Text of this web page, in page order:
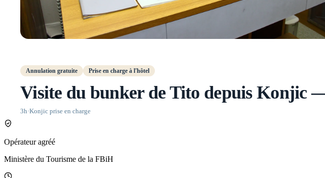
Annulation gratuite Prise en charge à l'hôtel
Visite du bunker de Tito depuis Konjic
3h·Konjic prise en charge
Opérateur agréé
Ministère du Tourisme de la FBiH